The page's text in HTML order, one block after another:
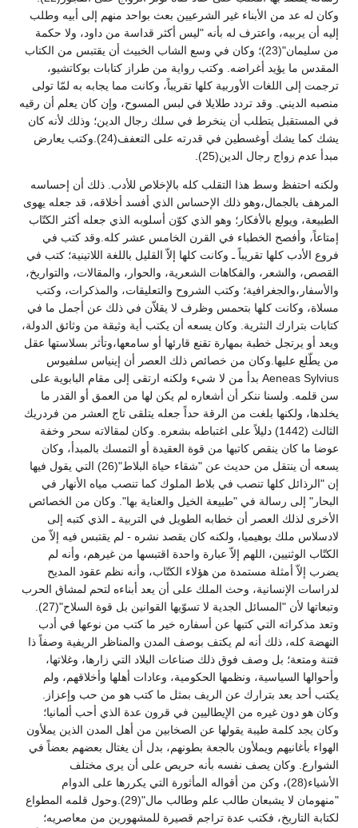
وكان له عد من الأبناء غير الشرعيين بعث بواحد منهم إلى أبيه وطلب
إليه أن يربيه، واعترف له بأنه "ليس أكثر قداسة من داود، ولا حكمة
من سليمان"(23)؛ وكان في وسع الشاب الخبيث أن يقتبس من الكتاب
المقدس ما يؤيد أغراضه. وكتب رواية من طراز كتابات بوكاتشيو،
ترجمت إلى اللغات الأوربية كلها تقريباً، وكانت مما يجابه به لمّا تولى
منصبه الديني. وقد تردد طلايلا في لبس المسوح، وإن كان يعلم أن رقيه
في المستقبل يتطلب أن ينخرط في سلك رجال الدين؛ وذلك لأنه كان
يشك كما يشك أوغسطين في قدرته على التعفف(24).وكتب يعارض
مبدأ عدم زواج رجال الدين(25).
ولكنه احتفظ وسط هذا التقلب كله بالإخلاص للأدب. ذلك أن إحساسه
المرهف بالجمال،وهو ذلك الإحساس الذي أفسد أخلاقه، قد جعله يهوى
الطبيعة، ويولع بالأفكار؛ وهو الذي كوّن أسلوبه الذي جعله أكثر الكتّاب
إمتاعاً، وأفصح الخطباء في القرن الخامس عشر كله.وقد كتب في
فروع الأدب كلها تقريباً ـ وكانت كلها إلاّ القليل باللغة اللاتينية؛ كتب في
القصص، والشعر، والفكاهات الشعرية، والحوار، والمقالات، والتواريخ،
والأسفار،والجغرافية؛ وكتب الشروح والتعليقات، والمذكرات، وكتب
مسلاة، وكانت كلها بتحمس وظرف لا يقلاّن في ذلك عن أجمل ما في
كتابات بترارك النثرية. وكان يسعه أن يكتب أية وثيقة من وثائق الدولة،
ويعد أو يرتجل خطبة بمهارة تقنع قارئها أو سامعها،وتأثر بسلاستها عقل
من يطّلع عليها.وكان من خصائص ذلك العصر أن إينياس سلفيوس
Aeneas Sylvius بدأ من لا شيء ولكنه ارتقى إلى مقام البابوية على
سن قلمه. ولسنا ننكر أن أشعاره لم يكن لها من العمق أو القدر ما
يخلدها، ولكنها بلغت من الرقة حداً جعله يتلقى تاج العشر من فردريك
الثالث (1442) دليلاً على اغتباطه بشعره. وكان لمقالاته سحر وخفة
عوضا ما كان ينقص كاتبها من قوة العقيدة أو التمسك بالمبدأ، وكان
يسعه أن ينتقل من حديث عن "شقاء حياة البلاط"(26) التي يقول فيها
إن "الرذائل كلها تنصب في بلاط الملوك كما تنصب مياه الأنهار في
البحار" إلى رسالة في "طبيعة الخيل والعناية بها". وكان من الخصائص
الأخرى لذلك العصر أن خطابه الطويل في التربية ـ الذي كتبه إلى
لادسلاس ملك بوهيميا، ولكنه كان يقصد نشره - لم يقتبس فيه إلاّ من
الكتّاب الوثنيين، اللهم إلاّ عبارة واحدة اقتبسها من غيرهم، وأنه لم
يضرب إلاّ أمثلة مستمدة من هؤلاء الكتّاب، وأنه نظم عقود المديح
لدراسات الإنسانية، وحث الملك على أن يعد أبناءه لتحم لمشاق الحرب
وتبعاتها لأن "المسائل الجدية لا تسوّيها القوانين بل قوة السلاح"(27).
وتعد مذكراته التي كتبها عن أسفاره خير ما كتب من نوعها في أدب
النهضة كله، ذلك أنه لم يكتف بوصف المدن والمناظر الريفية وصفاً ذا
فتنة ومتعة؛ بل وصف فوق ذلك صناعات البلاد التي زارها، وغلاتها،
وأحوالها السياسية، ونظمها الحكومية، وعادات أهلها وأخلاقهم، ولم
يكتب أحد بعد بترارك عن الريف بمثل ما كتب هو من حب وإعزاز.
وكان هو دون غيره من الإيطاليين في قرون عدة الذي أحب ألمانيا؛
وكان يجد كلمة طيبة يقولها عن الصخابين من أهل المدن الذين يملأون
الهواء بأغانيهم ويملأون بالجعة بطونهم، بدل أن يغتال بعضهم بعضاً في
الشوارع. وكان يصف نفسه بأنه حريص على أن يرى مختلف
الأشياء(28)، وكن من أقواله المأثورة التي يكررها على الدوام
"منهومان لا يشبعان طالب علم وطالب مال"(29).وحول قلمه المطواع
لكتابة التاريخ، فكتب عدة تراجم قصيرة للمشهورين من معاصريه؛